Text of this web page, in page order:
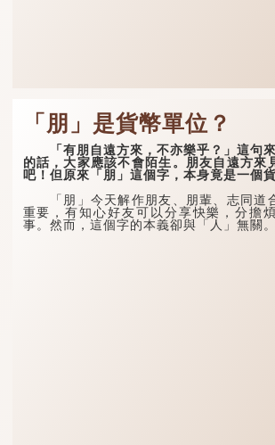
「朋」是貨幣單位？
「有朋自遠方來，不亦樂乎？」這句來
的話，大家應該不會陌生。朋友自遠方來
吧！但原來「朋」這個字，本身竟是一個
「朋」今天解作朋友、朋輩、志同道
重要，有知心好友可以分享快樂，分擔
事。然而，這個字的本義卻與「人」無關。